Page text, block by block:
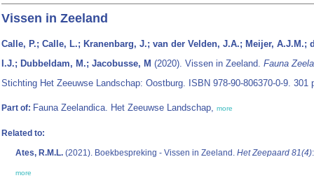
Vissen in Zeeland
Calle, P.; Calle, L.; Kranenbarg, J.; van der Velden, J.A.; Meijer, A.J.M.;
I.J.; Dubbeldam, M.; Jacobusse, M (2020). Vissen in Zeeland. Fauna
Stichting Het Zeeuwse Landschap: Oostburg. ISBN 978-90-806370-0-9. 301
Part of: Fauna Zeelandica. Het Zeeuwse Landschap, more
Related to:
Ates, R.M.L. (2021). Boekbespreking - Vissen in Zeeland. Het Zeepaard 81(4)
more